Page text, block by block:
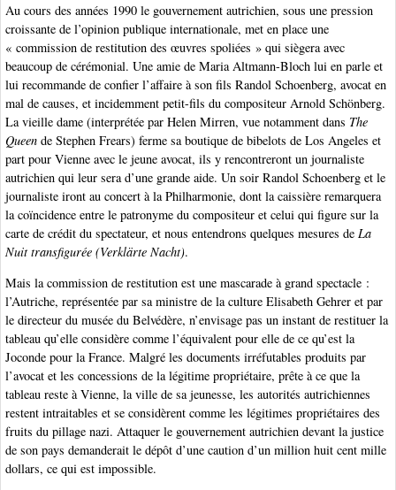
Au cours des années 1990 le gouvernement autrichien, sous une pression
croissante de l’opinion publique internationale, met en place une
« commission de restitution des œuvres spoliées » qui siègera avec
beaucoup de cérémonial. Une amie de Maria Altmann-Bloch lui en parle et
lui recommande de confier l’affaire à son fils Randol Schoenberg, avocat en
mal de causes, et incidemment petit-fils du compositeur Arnold Schönberg.
La vieille dame (interprétée par Helen Mirren, vue notamment dans The
Queen de Stephen Frears) ferme sa boutique de bibelots de Los Angeles et
part pour Vienne avec le jeune avocat, ils y rencontreront un journaliste
autrichien qui leur sera d’une grande aide. Un soir Randol Schoenberg et le
journaliste iront au concert à la Philharmonie, dont la caissière remarquera
la coïncidence entre le patronyme du compositeur et celui qui figure sur la
carte de crédit du spectateur, et nous entendrons quelques mesures de La
Nuit transfigurée (Verklärte Nacht).
Mais la commission de restitution est une mascarade à grand spectacle :
l’Autriche, représentée par sa ministre de la culture Elisabeth Gehrer et par
le directeur du musée du Belvédère, n’envisage pas un instant de restituer la
tableau qu’elle considère comme l’équivalent pour elle de ce qu’est la
Joconde pour la France. Malgré les documents irréfutables produits par
l’avocat et les concessions de la légitime propriétaire, prête à ce que la
tableau reste à Vienne, la ville de sa jeunesse, les autorités autrichiennes
restent intraitables et se considèrent comme les légitimes propriétaires des
fruits du pillage nazi. Attaquer le gouvernement autrichien devant la justice
de son pays demanderait le dépôt d’une caution d’un million huit cent mille
dollars, ce qui est impossible.